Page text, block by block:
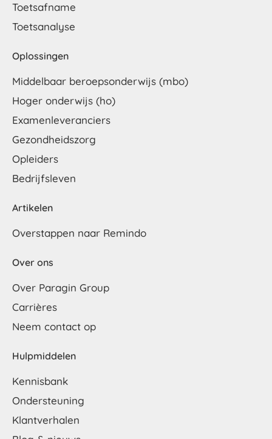
Toetsafname
Toetsanalyse
Oplossingen
Middelbaar beroepsonderwijs (mbo)
Hoger onderwijs (ho)
Examenleveranciers
Gezondheidszorg
Opleiders
Bedrijfsleven
Artikelen
Overstappen naar Remindo
Over ons
Over Paragin Group
Carrières
Neem contact op
Hulpmiddelen
Kennisbank
Ondersteuning
Klantverhalen